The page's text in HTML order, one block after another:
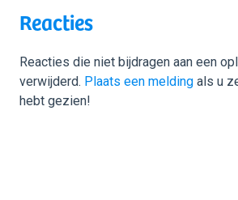
Reacties
Reacties die niet bijdragen aan een
verwijderd. Plaats een melding als u
hebt gezien!